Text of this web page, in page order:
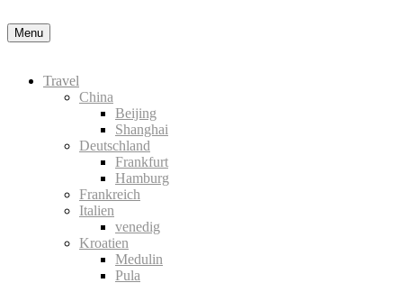
Menu
Travel
China
Beijing
Shanghai
Deutschland
Frankfurt
Hamburg
Frankreich
Italien
venedig
Kroatien
Medulin
Pula
Okay, thanks